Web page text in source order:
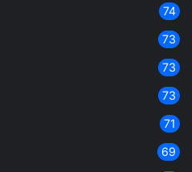
74
73
73
73
71
69